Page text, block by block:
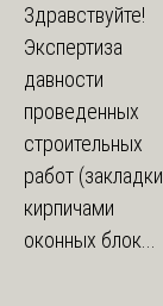
Здравствуйте!
Экспертиза
давности
проведенных
строительных
работ (закладки
кирпичами
оконных блок...